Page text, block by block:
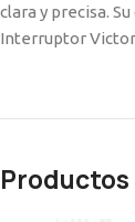
clara y precisa.
Interruptor